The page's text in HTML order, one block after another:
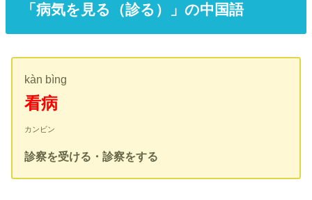
「病気を見る（診る）」の中国語
kàn bìng
看病
カンビン
診察を受ける・診察をする